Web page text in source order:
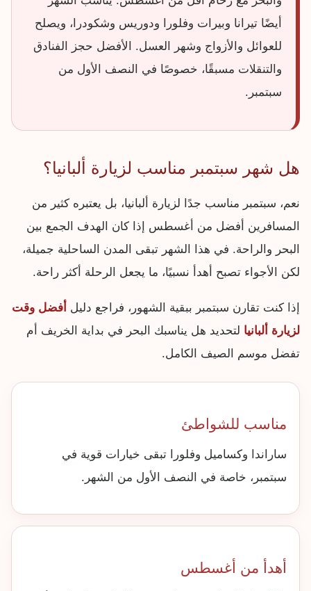
أيضًا تيرانا وبيرات وفلورا ودوريس وشكودرا، ويصلح
للعوائل والأزواج وشهر العسل. الأفضل حجز الفنادق
والتنقلات مسبقًا، خصوصًا في النصف الأول من
سبتمبر.
هل شهر سبتمبر مناسب لزيارة ألبانيا؟
نعم، سبتمبر مناسب جدًا لزيارة ألبانيا، بل يعتبره كثير من
المسافرين أفضل من أغسطس إذا كان الهدف الجمع بين
البحر والراحة. في هذا الشهر تبقى المدن الساحلية جميلة،
لكن الأجواء تصبح أهدأ نسبيًا، ما يجعل الرحلة أكثر راحة.
إذا كنت تقارن سبتمبر ببقية الشهور، فراجع دليل أفضل وقت
لزيارة ألبانيا لتحديد هل يناسبك البحر في بداية الخريف أم
تفضل موسم الصيف الكامل.
مناسب للشواطئ
ساراندا وكساميل وفلورا تبقى خيارات قوية في
سبتمبر، خاصة في النصف الأول من الشهر.
أهدأ من أغسطس